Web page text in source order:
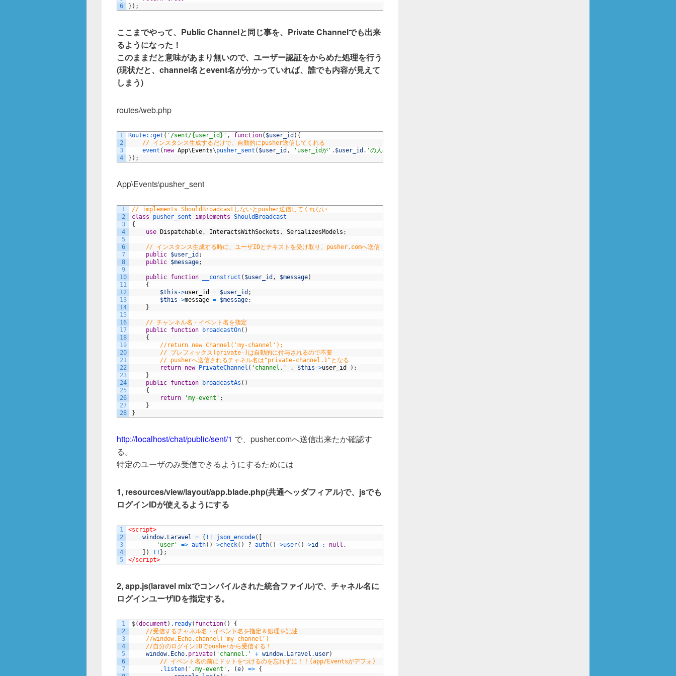
6
} ) ;
ここまでやって、Public Channelと同じ事を、Private Channelでも出来
るようになった！
このままだと意味があまり無いので、ユーザー認証をからめた処理を行う
(現状だと、channel名とevent名が分かっていれば、誰でも内容が見えて
しまう)
routes/web.php
1
2
3
4
Route::get ( '/sent/{user_id}' , function( $user_id ) {
// インスタンス生成するだけで、自動的にpusher送信してくれる
event ( new App\Events\pusher_sent ( $user_id , 'user_idが' . $user_id . 'の人へ'
} ) ;
App\Events\pusher_sent
1
2
3
4
5
6
7
8
9
10
11
12
13
14
15
16
17
18
19
20
21
22
23
24
25
26
27
28
// implements ShouldBroadcastしないとpusher送信してくれない
class
pusher_sent implements ShouldBroadcast
{
use Dispatchable, InteractsWithSockets , SerializesModels ;
// インスタンス生成する時に、ユーザIDとテキストを受け取り、pusher.comへ送信
public $user_id ;
public $message;
public function __construct ( $user_id , $message)
{
$this ->user_id = $user_id ;
$this ->message = $message;
}
// チャンネル名・イベント名を指定
public function broadcastOn( )
{
//return new Channel('my-channel');
// プレフィックス(private-)は自動的に付与されるので不要
// pusherへ送信されるチャネル名は"private-channel.1"となる
return new PrivateChannel ( 'channel.' . $this ->user_id ) ;
}
public function broadcastAs ( )
{
return
'my-event' ;
}
}
http://localhost/chat/public/sent/1 で、pusher.comへ送信出来たか確認す
る。
特定のユーザのみ受信できるようにするためには
1, resources/view/layout/app.blade.php(共通ヘッダフィアル)で、jsでも
ログインIDが使えるようにする
1
2
3
4
5
<script>
window. Laravel = { ! ! json_encode( [
'user'
=> auth( ) ->check( ) ? auth( ) ->user( ) ->id : null ,
] ) ! ! } ;
</script>
2, app.js(laravel mixでコンパイルされた統合ファイル)で、チャネル名に
ログインユーザIDを指定する。
1
2
3
4
5
6
7
$(document ) . ready( function( )
{
//受信するチャネル名・イベント名を指定＆処理を記述
//window.Echo.channel('my-channel')
//自分のログインIDでpusherから受信する！
window. Echo. private( 'channel.' + window. Laravel . user)
// イベント名の前にドットをつけるのを忘れずに！！(app/Eventsがデフォ)
. listen( '.my-event' , (e) => {